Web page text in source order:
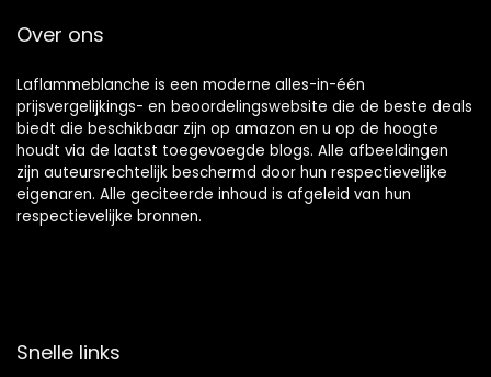
Over ons
Laflammeblanche is een moderne alles-in-één
prijsvergelijkings- en beoordelingswebsite die de beste deals
biedt die beschikbaar zijn op amazon en u op de hoogte
houdt via de laatst toegevoegde blogs. Alle afbeeldingen
zijn auteursrechtelijk beschermd door hun respectievelijke
eigenaren. Alle geciteerde inhoud is afgeleid van hun
respectievelijke bronnen.
Snelle links